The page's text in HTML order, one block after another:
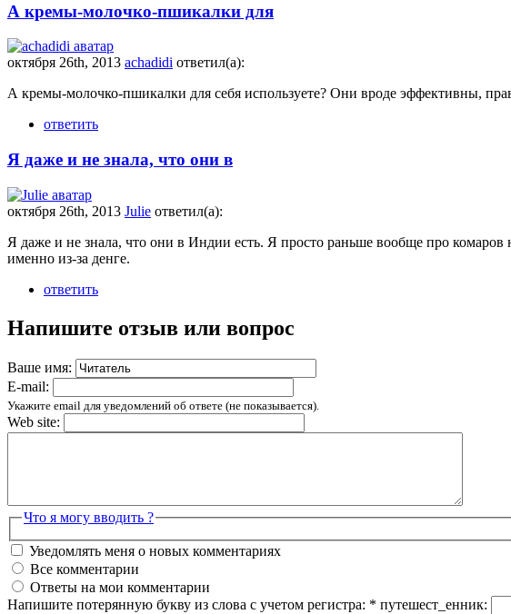
А кремы-молочко-пшикалки для
октября 26th, 2013 achadidi ответил(а):
А кремы-молочко-пшикалки для себя используете? Они вроде эффективны,
ответить
Я даже и не знала, что они в
октября 26th, 2013 Julie ответил(а):
Я даже и не знала, что они в Индии есть. Я просто раньше вообще про комаров
именно из-за денге.
ответить
Напишите отзыв или вопрос
Ваше имя:
E-mail:
Укажите email для уведомлений об ответе (не показывается).
Web site:
Что я могу вводить ?
Уведомлять меня о новых комментариях
Все комментарии
Ответы на мои комментарии
Напишите потерянную букву из слова с учетом регистра: * путешест_енник: